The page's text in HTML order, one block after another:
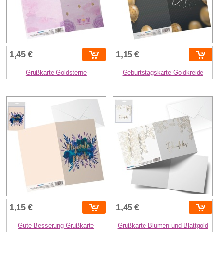
1,45 €
Grußkarte Goldsterne
1,15 €
Geburtstagskarte Goldkreide
1,15 €
Gute Besserung Grußkarte
1,45 €
Grußkarte Blumen und Blattgold